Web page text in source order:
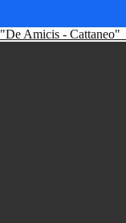
"De Amicis - Cattaneo"